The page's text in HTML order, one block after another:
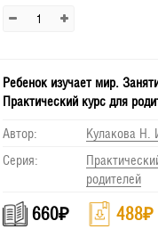
Ребенок изучает мир.
Практический курс для
Автор:
Кулакова Н.
Серия:
родителей
660₽ 488₽